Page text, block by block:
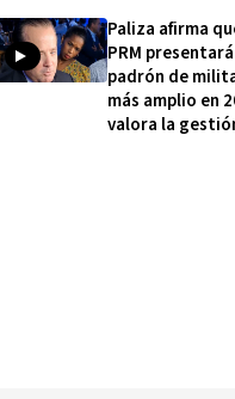
Paliza afirma
PRM
padrón de
más amplio en
valora la